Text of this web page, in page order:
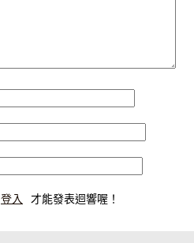
登入 才能發表迴響喔！